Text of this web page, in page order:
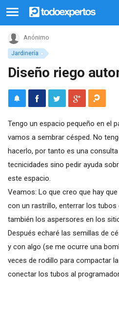
Jardinería
Anónimo
Diseño riego
Tengo un espacio pequeño en el
vamos a sembrar césped. No
hacerlo, por tanto es una
tecnicidades sino pedir ayuda
este espacio.
Veamos: Lo que creo que hay
con un rastrillo, enterrar los tubos
también los aspersores en los
Después echaré las semillas de
y con algo (se me ocurre una
veces de rodillo para compactar
conectar los tubos al